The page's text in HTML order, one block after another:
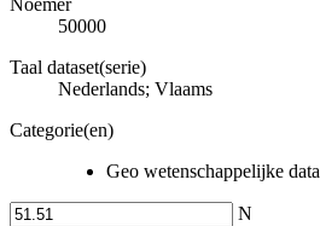
50000
Taal dataset(serie)
Nederlands; Vlaams
Categorie(en)
Geo wetenschappelijke data
N